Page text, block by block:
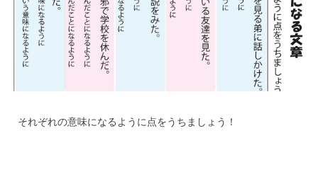
それぞれの意味になるように点をうちましょう！